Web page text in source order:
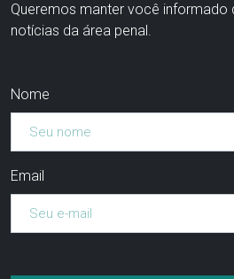
Queremos manter você informado
notícias da área penal.
Nome
Email